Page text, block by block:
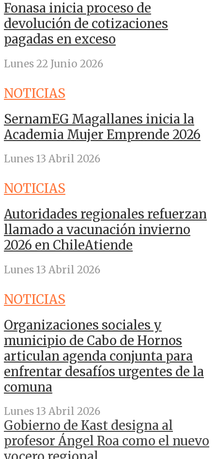
Fonasa inicia proceso de
devolución de cotizaciones
pagadas en exceso
Lunes 22 Junio 2026
NOTICIAS
SernamEG Magallanes inicia la
Academia Mujer Emprende 2026
Lunes 13 Abril 2026
NOTICIAS
Autoridades regionales refuerzan
llamado a vacunación invierno
2026 en ChileAtiende
Lunes 13 Abril 2026
NOTICIAS
Organizaciones sociales y
municipio de Cabo de Hornos
articulan agenda conjunta para
enfrentar desafíos urgentes de la
comuna
Lunes 13 Abril 2026
Gobierno de Kast designa al
profesor Ángel Roa como el nuevo